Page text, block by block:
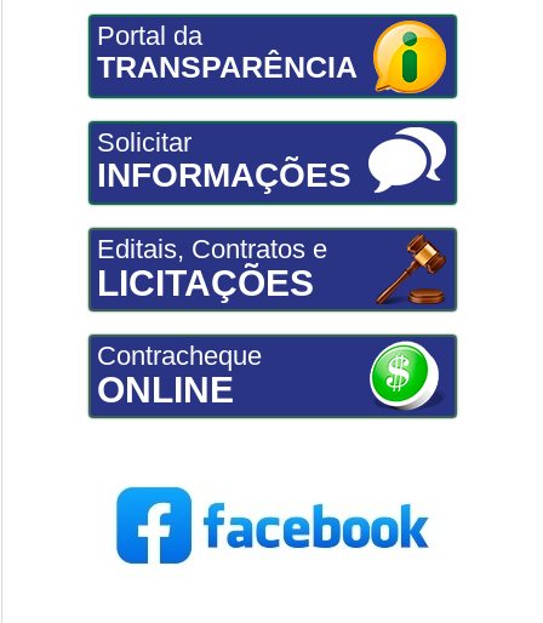
Portal da
TRANSPARÊNCIA
Solicitar
INFORMAÇÕES
Editais, Contratos e
LICITAÇÕES
Contracheque
ONLINE